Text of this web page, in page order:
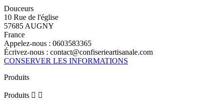
Douceurs
10 Rue de l'église
57685 AUGNY
France
Appelez-nous : 0603583365
Écrivez-nous : contact@confiserieartisanale.com
CONSERVER LES INFORMATIONS
Produits
Produits  